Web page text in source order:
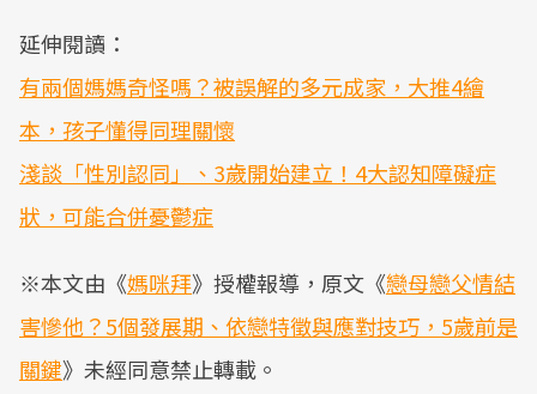
延伸閱讀：
有兩個媽媽奇怪嗎？被誤解的多元成家，大推4繪
本，孩子懂得同理關懷
淺談「性別認同」、3歲開始建立！4大認知障礙症
狀，可能合併憂鬱症
※本文由《媽咪拜》授權報導，原文《戀母戀父情結
害慘他？5個發展期、依戀特徵與應對技巧，5歲前是
關鍵》未經同意禁止轉載。